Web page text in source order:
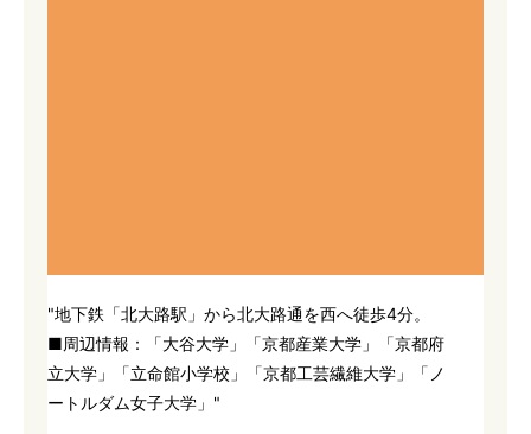
"地下鉄「北大路駅」から北大路通を西へ徒歩4分。
■周辺情報：「大谷大学」「京都産業大学」「京都府
立大学」「立命館小学校」「京都工芸繊維大学」「ノ
ートルダム女子大学」"